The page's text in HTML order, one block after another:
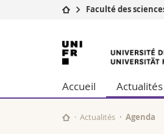
Université
Recherche
Université
Formation continue
Faculté des
Université
de
Fribourg
Accueil Actualités
Actualités Agenda